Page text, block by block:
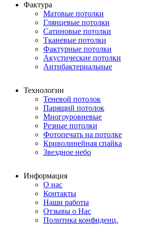
Фактура
Матовые потолки
Глянцевые потолки
Сатиновые потолки
Тканевые потолки
Фактурные потолки
Акустические потолки
Антибактериальные
Технологии
Теневой потолок
Парящий потолок
Многоуровневые
Резные потолки
Фотопечать на потолке
Криволинейная спайка
Звездное небо
Информация
О нас
Контакты
Наши работы
Отзывы о Нас
Политика конфиденц.